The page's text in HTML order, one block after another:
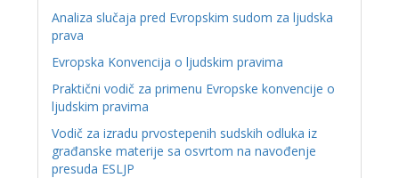
Analiza slučaja pred Evropskim sudom za ljudska
prava
Evropska Konvencija o ljudskim pravima
Praktični vodič za primenu Evropske konvencije o
ljudskim pravima
Vodič za izradu prvostepenih sudskih odluka iz
građanske materije sa osvrtom na navođenje
presuda ESLJP